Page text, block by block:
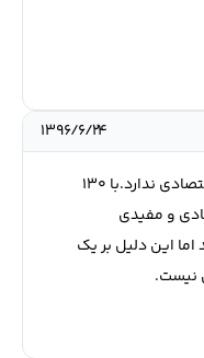
۱۳۹۶/۶/۲۴
مبلغ ۱۳۰ میلیون نه هیچگونه توجیه اقتصادی ندارد.با ۱۳۰
و مفیدی
این دلیل بر یک
نیست.